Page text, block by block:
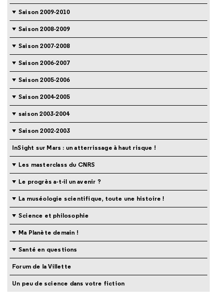
Saison 2009-2010
Saison 2008-2009
Saison 2007-2008
Saison 2006-2007
Saison 2005-2006
Saison 2004-2005
saison 2003-2004
Saison 2002-2003
InSight sur Mars : un atterrissage à haut risque !
Les masterclass du CNRS
Le progrès a-t-il un avenir ?
La muséologie scientifique, toute une histoire !
Science et philosophie
Ma Planète demain !
Santé en questions
Forum de la Villette
Un peu de science dans votre fiction